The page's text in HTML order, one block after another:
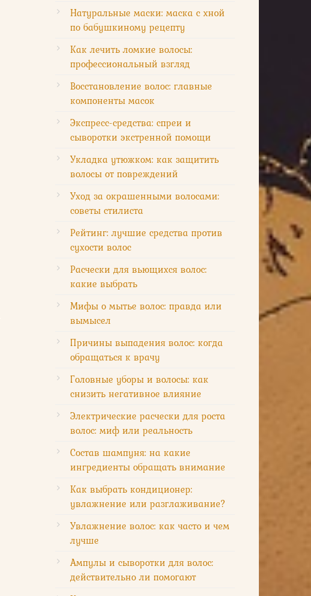
Натуральные маски: маска с хной
по бабушкиному рецепту
Как лечить ломкие волосы:
профессиональный взгляд
Восстановление волос: главные
компоненты масок
Экспресс-средства: спреи и
сыворотки экстренной помощи
Укладка утюжком: как защитить
волосы от повреждений
Уход за окрашенными волосами:
советы стилиста
Рейтинг: лучшие средства против
сухости волос
Расчески для вьющихся волос:
какие выбрать
Мифы о мытье волос: правда или
вымысел
Причины выпадения волос: когда
обращаться к врачу
Головные уборы и волосы: как
снизить негативное влияние
Электрические расчески для роста
волос: миф или реальность
Состав шампуня: на какие
ингредиенты обращать внимание
Как выбрать кондиционер:
увлажнение или разглаживание?
Увлажнение волос: как часто и чем
лучше
Ампулы и сыворотки для волос:
действительно ли помогают